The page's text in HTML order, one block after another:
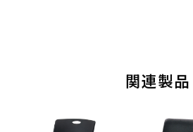
関連製品